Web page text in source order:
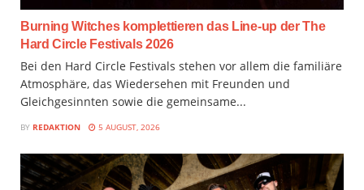
Burning Witches komplettieren das Line-up der The
Hard Circle Festivals 2026
Bei den Hard Circle Festivals stehen vor allem die familiäre
Atmosphäre, das Wiedersehen mit Freunden und
Gleichgesinnten sowie die gemeinsame...
BY REDAKTION 5 AUGUST, 2026